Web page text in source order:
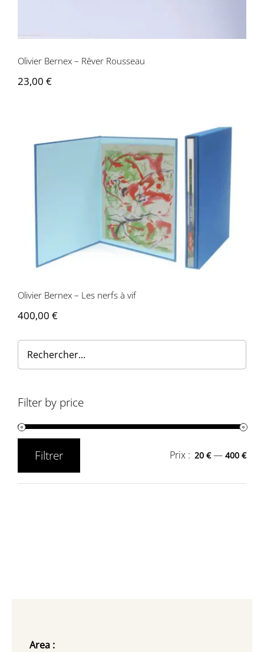
Olivier Bernex – Rêver Rousseau
23,00 €
Olivier Bernex – Les nerfs à vif
Olivier Bernex – Les nerfs à vif
400,00 €
Filter by price
Filtrer Prix : 20 €—400 €
Area :